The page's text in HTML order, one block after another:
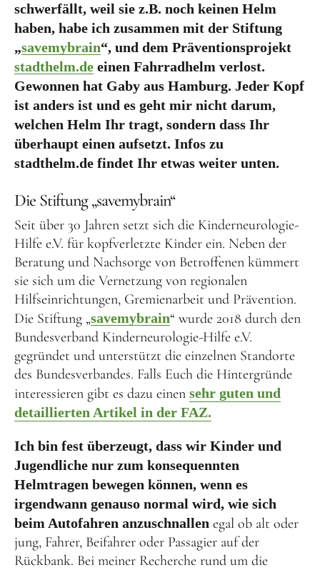
schwerfällt, weil sie z.B. noch keinen Helm
haben, habe ich zusammen mit der Stiftung
„savemybrain“, und dem Präventionsprojekt
stadthelm.de einen Fahrradhelm verlost.
Gewonnen hat Gaby aus Hamburg. Jeder Kopf
ist anders ist und es geht mir nicht darum,
welchen Helm Ihr tragt, sondern dass Ihr
überhaupt einen aufsetzt. Infos zu
stadthelm.de findet Ihr etwas weiter unten.
Die Stiftung „savemybrain“
Seit über 30 Jahren setzt sich die Kinderneurologie-
Hilfe e.V. für kopfverletzte Kinder ein. Neben der
Beratung und Nachsorge von Betroffenen kümmert
sie sich um die Vernetzung von regionalen
Hilfseinrichtungen, Gremienarbeit und Prävention.
Die Stiftung „savemybrain“ wurde 2018 durch den
Bundesverband Kinderneurologie-Hilfe e.V.
gegründet und unterstützt die einzelnen Standorte
des Bundesverbandes. Falls Euch die Hintergründe
interessieren gibt es dazu einen sehr guten und
detaillierten Artikel in der FAZ.
Ich bin fest überzeugt, dass wir Kinder und
Jugendliche nur zum konsequennten
Helmtragen bewegen können, wenn es
irgendwann genauso normal wird, wie sich
beim Autofahren anzuschnallen egal ob alt oder
jung, Fahrer, Beifahrer oder Passagier auf der
Rückbank. Bei meiner Recherche rund um die